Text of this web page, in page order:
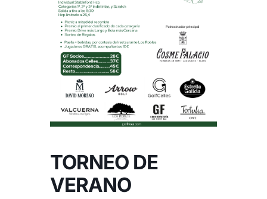
HAZTE SOCIO
TORNEO DE
VERANO